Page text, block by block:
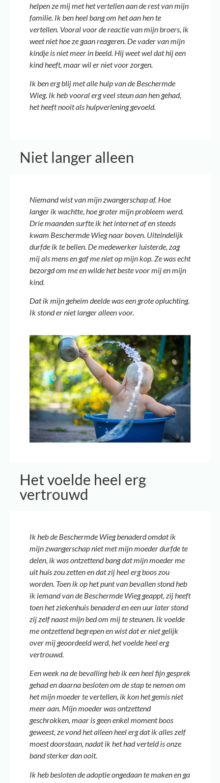
helpen ze mij met het vertellen aan de rest van mijn
familie. Ik ben heel bang om het aan hen te
vertellen. Vooral voor de reactie van mijn broers, ik
weet niet hoe ze gaan reageren. De vader van mijn
kindje is niet meer in beeld. Hij weet wel dat hij een
kind heeft, maar wil er niet voor zorgen.
Ik ben erg blij met alle hulp van de Beschermde
Wieg. Ik heb vooral erg veel steun aan hen gehad,
het heeft nooit als hulpverlening gevoeld.
Niet langer alleen
Niemand wist van mijn zwangerschap af. Hoe
langer ik wachtte, hoe groter mijn probleem werd.
Drie maanden surfte ik het internet af en steeds
kwam Beschermde Wieg naar boven. Uiteindelijk
durfde ik te bellen. De medewerker luisterde, zag
mij als mens en gaf me niet op mijn kop. Ze was echt
bezorgd om me en wilde het beste voor mij en mijn
kind.
Dat ik mijn geheim deelde was een grote opluchting.
Ik stond er niet langer alleen voor.
Het voelde heel erg
vertrouwd
Ik heb de Beschermde Wieg benaderd omdat ik
mijn zwangerschap niet met mijn moeder durfde te
delen, ik was ontzettend bang dat mijn moeder me
uit huis zou zetten en dat zij heel erg boos zou
worden.⁠ Toen ik op het punt van bevallen stond heb
ik iemand van de Beschermde Wieg geappt, zij heeft
toen het ziekenhuis benaderd en een uur later stond
zij zelf naast mijn bed om mij te steunen. Ik voelde
me ontzettend begrepen en wist dat er niet gelijk
over mij geoordeeld werd, het voelde heel erg
vertrouwd.⁠
Een week na de bevalling heb ik een heel fijn gesprek
gehad en daarna besloten om de stap te nemen om
het mijn moeder te vertellen, ik kon het gemis niet
meer aan. Mijn moeder was ontzettend
geschrokken, maar is geen enkel moment boos
geweest, ze vond het alleen heel erg dat ik alles zelf
moest doorstaan, nadat ik het had verteld is onze
band sterker dan ooit.⁠
Ik heb besloten de adoptie ongedaan te maken en ga